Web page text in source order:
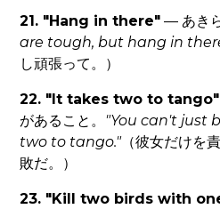
21. "Hang in there" — あき
are tough, but hang in
し頑張って。）
22. "It takes two to tango"
があること。 "You can't just
two to tango."（彼女だけを
敗だ。）
23. "Kill two birds with